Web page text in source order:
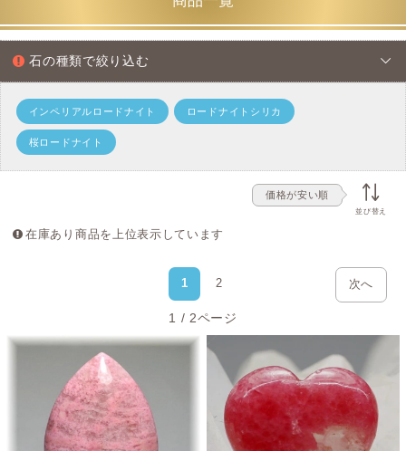
石の種類で絞り込む
インペリアルロードナイト ロードナイトシリカ
桜ロードナイト
価格が安い順
並び替え
在庫あり商品を上位表示しています
1 2 次へ
1 / 2ページ